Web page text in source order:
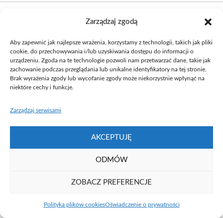
Zarządzaj zgodą
Aby zapewnić jak najlepsze wrażenia, korzystamy z technologii, takich jak pliki
cookie, do przechowywania i/lub uzyskiwania dostępu do informacji o
urządzeniu. Zgoda na te technologie pozwoli nam przetwarzać dane, takie jak
zachowanie podczas przeglądania lub unikalne identyfikatory na tej stronie.
Brak wyrażenia zgody lub wycofanie zgody może niekorzystnie wpłynąć na
niektóre cechy i funkcje.
Zarządzaj serwisami
AKCEPTUJĘ
ODMÓW
ZOBACZ PREFERENCJE
Polityka plików cookiesOświadczenie o prywatności
at 300×275 in
WYKŁAD UNIWERSYTECKI:
Fundacja UAM ⓒ 2021